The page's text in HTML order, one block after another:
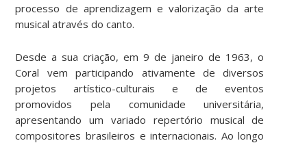
processo de aprendizagem e valorização da arte
musical através do canto.
Desde a sua criação, em 9 de janeiro de 1963, o
Coral vem participando ativamente de diversos
projetos artístico-culturais e de eventos
promovidos pela comunidade universitária,
apresentando um variado repertório musical de
compositores brasileiros e internacionais. Ao longo